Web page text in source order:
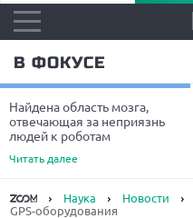
В ФОКУСЕ
Найдена область мозга,
отвечающая за неприязнь
людей к роботам
Читать далее
Наука Новости
GPS-оборудования